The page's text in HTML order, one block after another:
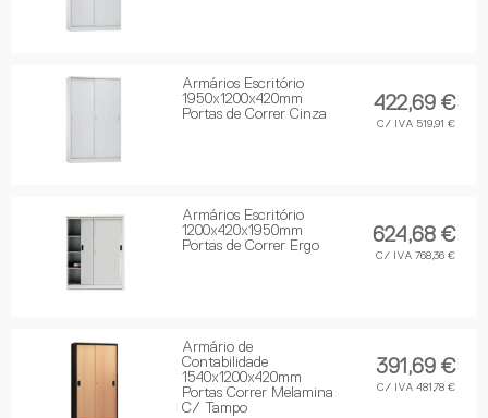
Armários Escritório
1950x1200x420mm
Portas de Correr Cinza
422,69 €
C/ IVA 519,91 €
Armários Escritório
1200x420x1950mm
Portas de Correr Ergo
624,68 €
C/ IVA 768,36 €
Armário de
Contabilidade
1540x1200x420mm
Portas Correr Melamina
C/ Tampo
391,69 €
C/ IVA 481,78 €